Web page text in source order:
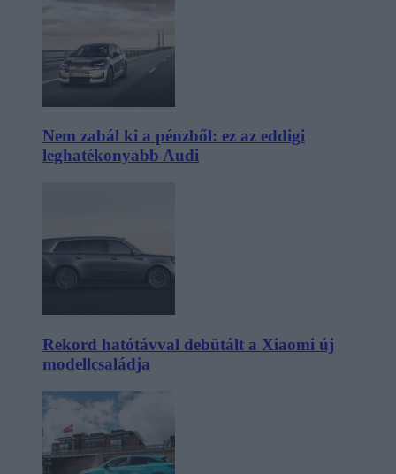
Nem zabál ki a pénzből: ez az eddigi
leghatékonyabb Audi
Rekord hatótávval debütált a Xiaomi új
modellcsaládja